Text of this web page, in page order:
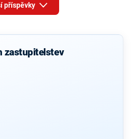
příspěvky
zastupitelstev